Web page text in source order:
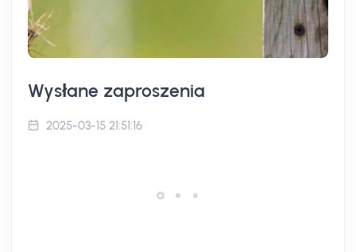
Wysłane zaproszenia
2025-03-15 21:51:16